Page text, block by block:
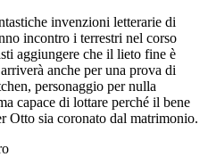
invenzioni letterarie di
incontro i terrestri nel corso
aggiungere che il lieto fine è
anche per una prova di
personaggio per nulla
capace di lottare perché il bene
Otto sia coronato dal matrimonio.